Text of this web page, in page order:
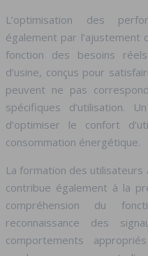
L’optimisation des
également par
fonction des besoins
d’usine, conçus pour
peuvent ne pas
spécifiques d’utilisation.
d’optimiser le confort
consommation énergétique.
La formation des utilisateurs
contribue également à la
compréhension du
reconnaissance des
comportements